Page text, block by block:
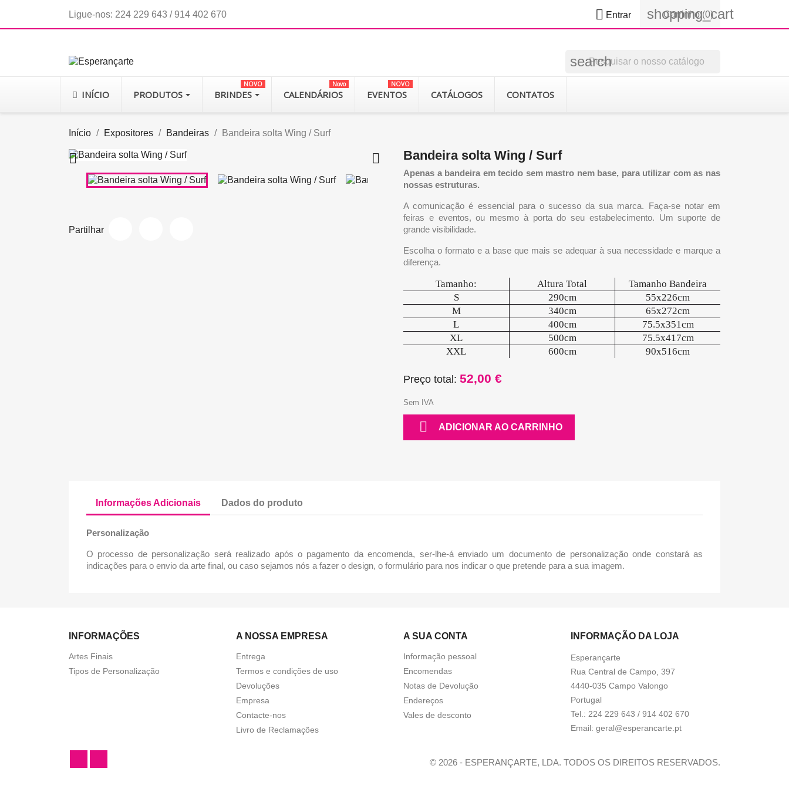
Ligue-nos: 224 229 643 / 914 402 670  Entrar shopping_cart
Carrinho (0)
search
INÍCIO PRODUTOS BRINDES
NOVO
CALENDÁRIOS
Novo
EVENTOS
NOVO
CATÁLOGOS CONTATOS
Início Expositores Bandeiras Bandeira solta Wing / Surf
 
Partilhar
Bandeira solta Wing / Surf
Apenas a bandeira em tecido sem mastro nem base, para utilizar com as nas
nossas estruturas.
A comunicação é essencial para o sucesso da sua marca. Faça-se notar em
feiras e eventos, ou mesmo à porta do seu estabelecimento. Um suporte de
grande visibilidade.
Escolha o formato e a base que mais se adequar à sua necessidade e marque a
diferença.
Tamanho: Altura Total
Tamanho Bandeira
S
290cm
55x226cm
M
340cm
65x272cm
L
400cm
75.5x351cm
XL
500cm
75.5x417cm
XXL
600cm 90x516cm
Preço total: 52,00 €
Sem IVA
 ADICIONAR AO CARRINHO
Informações Adicionais Dados do produto
Personalização
O processo de personalização será realizado após o pagamento da encomenda, ser-lhe-á enviado um documento de personalização onde constará as
indicações para o envio da arte final, ou caso sejamos nós a fazer o design, o formulário para nos indicar o que pretende para a sua imagem.
INFORMAÇÕES
Artes Finais
Tipos de Personalização
A NOSSA EMPRESA
Entrega
Termos e condições de uso
Devoluções
Empresa
Contacte-nos
Livro de Reclamações
A SUA CONTA
Informação pessoal
Encomendas
Notas de Devolução
Endereços
Vales de desconto
INFORMAÇÃO DA LOJA
Esperançarte
Rua Central de Campo, 397
4440-035 Campo Valongo
Portugal
Tel.: 224 229 643 / 914 402 670
Email: geral@esperancarte.pt
© 2026 - ESPERANÇARTE, LDA. TODOS OS DIREITOS RESERVADOS.